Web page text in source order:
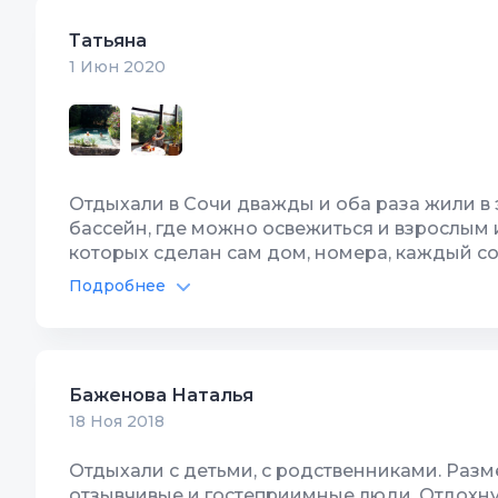
Хозяйка очень гостеприимная приятная
понравилось, и теперь будем чаще на
Татьяна
1 Июн 2020
Отдыхали в Сочи дважды и оба раза жили в
бассейн, где можно освежиться и
которых сделан сам дом, номера, каждый
приветливая и доброжелательная
хорошая физическая нагрузка, особенно
Подробнее
Баженова Наталья
18 Ноя 2018
Отдыхали с детьми, с родственниками.